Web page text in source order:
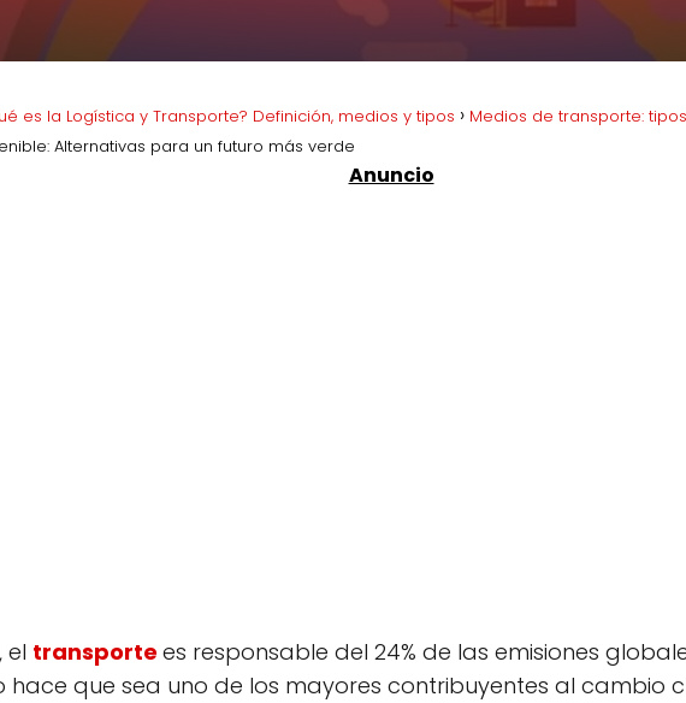
es la Logística y Transporte? Definición, medios y tipos
Medios de transporte:
Alternativas para un futuro más verde
el transporte es responsable del 24% de las emisiones
hace que sea uno de los mayores contribuyentes al cambio